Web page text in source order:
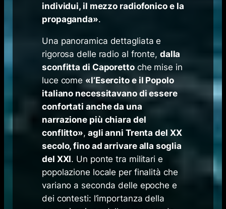
individui, il mezzo radiofonico e la
propaganda».
Una panoramica dettagliata e
rigorosa delle radio al fronte, dalla
sconfitta di Caporettoche mise in
luce come «l’Esercito e il Popolo
italiano necessitavano di essere
confortati anche da una
narrazione più chiara del
conflitto», agli anni Trenta del XX
secolo, fino ad arrivare alla soglia
del XXI. Un ponte tra militari e
popolazione locale per finalità che
variano a seconda delle epoche e
dei contesti: l’importanza della